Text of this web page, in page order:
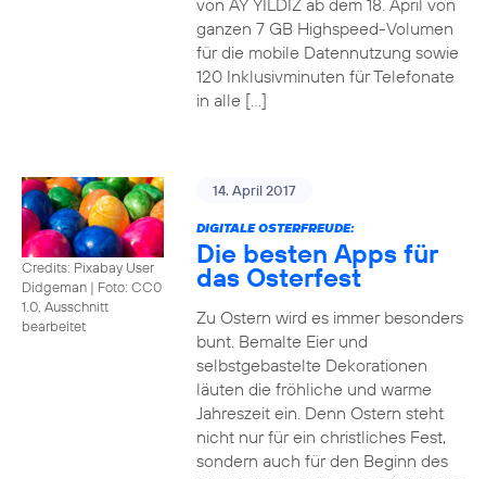
von AY YILDIZ ab dem 18. April von
ganzen 7 GB Highspeed-Volumen
für die mobile Datennutzung sowie
120 Inklusivminuten für Telefonate
in alle […]
Credits: Pixabay User
Didgeman | Foto: CC0
1.0, Ausschnitt
bearbeitet
14. April 2017
DIGITALE OSTERFREUDE:
Die besten Apps für
das Osterfest
Zu Ostern wird es immer besonders
bunt. Bemalte Eier und
selbstgebastelte Dekorationen
läuten die fröhliche und warme
Jahreszeit ein. Denn Ostern steht
nicht nur für ein christliches Fest,
sondern auch für den Beginn des